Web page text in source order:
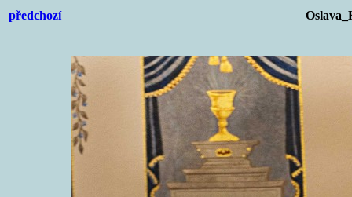
předchozí